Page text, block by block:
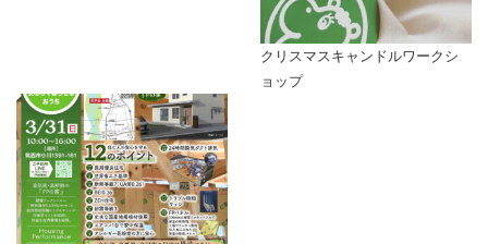
クリスマスキャンドルワークシ
ョップ